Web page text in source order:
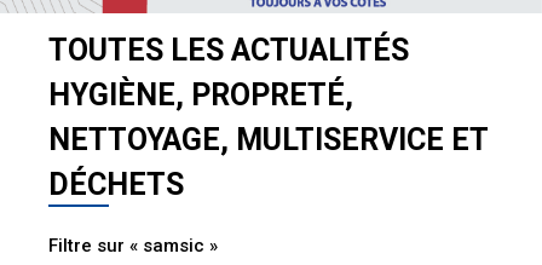
TOUTES LES ACTUALITÉS
HYGIÈNE, PROPRETÉ,
NETTOYAGE, MULTISERVICE ET
DÉCHETS
Filtre sur « samsic »